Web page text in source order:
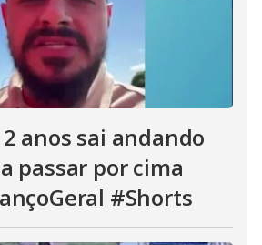
anos sai andando
passar por cima
#Shorts